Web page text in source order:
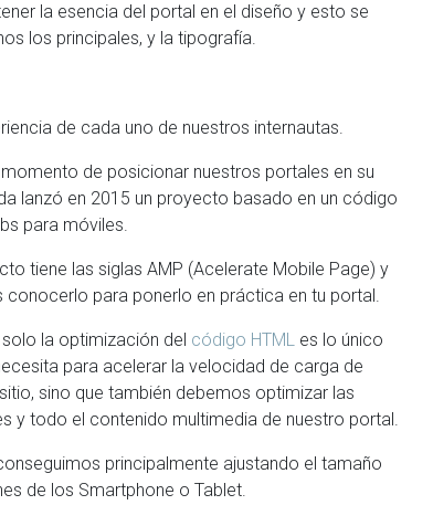
la esencia del portal en el diseño y esto se
los principales, y la tipografía.
de cada uno de nuestros internautas.
de posicionar nuestros portales en su
lanzó en 2015 un proyecto basado en un código
para móviles.
tiene las siglas AMP (Acelerate Mobile Page) y
conocerlo para ponerlo en práctica en tu portal.
la optimización del código HTML es lo único
para acelerar la velocidad de carga de
sino que también debemos optimizar las
y todo el contenido multimedia de nuestro portal.
principalmente ajustando el tamaño
de los Smartphone o Tablet.